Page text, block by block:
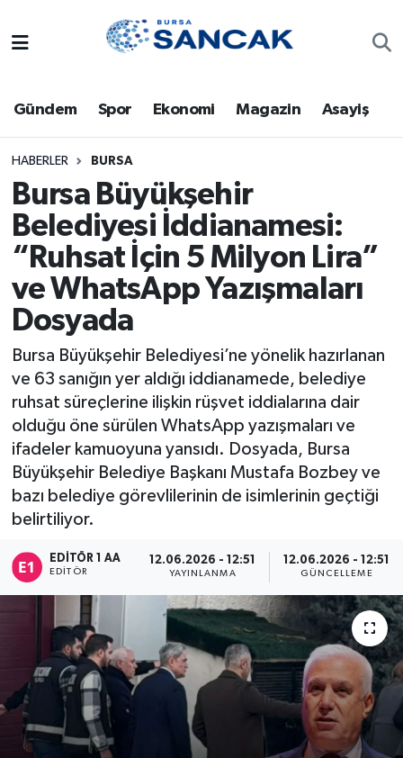
Gündem Spor Ekonomi Magazin Asayiş
HABERLER BURSA
Bursa Büyükşehir
Belediyesi İddianamesi:
“Ruhsat İçin 5 Milyon Lira”
ve WhatsApp Yazışmaları
Dosyada
Bursa Büyükşehir Belediyesi’ne yönelik hazırlanan
ve 63 sanığın yer aldığı iddianamede, belediye
ruhsat süreçlerine ilişkin rüşvet iddialarına dair
olduğu öne sürülen WhatsApp yazışmaları ve
ifadeler kamuoyuna yansıdı. Dosyada, Bursa
Büyükşehir Belediye Başkanı Mustafa Bozbey ve
bazı belediye görevlilerinin de isimlerinin geçtiği
belirtiliyor.
EDITÖR 1 AA
EDITÖR
12.06.2026 - 12:51
YAYINLANMA
12.06.2026 - 12:51
GÜNCELLEME
Bursa
Dünya
Eğitim
Ekonomi
Genel
Magazin
Sağlık
Siyaset
Spor
Türkiye
Trafik Durumu
Süper Lig Puan Durumu ve Fikstür
Tüm Manşetler
Son Dakika Haberleri
Haber Arşivi